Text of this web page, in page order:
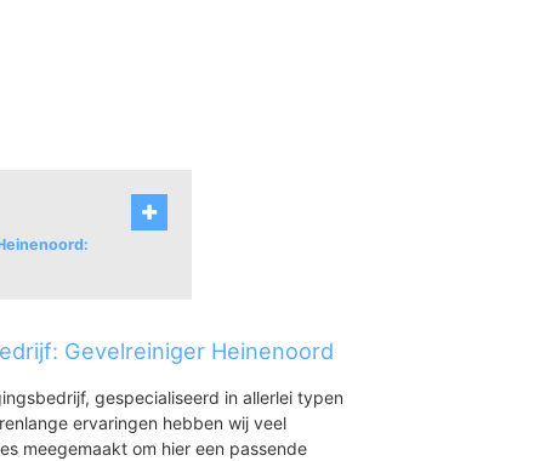
Gevelreiniger Heinenoord
gespecialiseerd in allerlei typen
ervaringen hebben wij veel
meegemaakt om hier een passende